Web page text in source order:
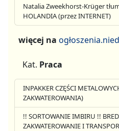
Natalia Zweekhorst-Krüger
HOLANDIA (przez INTERNET)
więcej na
Kat. Praca
INPAKKER CZĘŚCI
ZAKWATEROWANIA)
!! SORTOWANIE IMBIRU !!
ZAKWATEROWANIE I